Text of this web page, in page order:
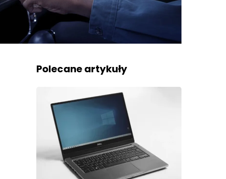
Polecane artykuły